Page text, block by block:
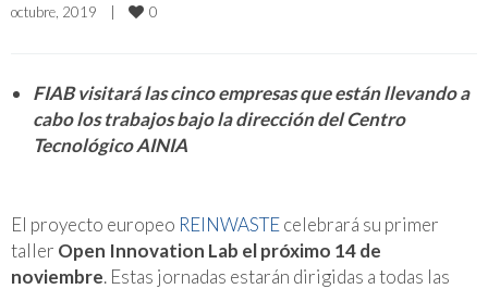
octubre, 2019
| 0
FIAB visitará las cinco empresas que están llevando a
cabo los trabajos bajo la dirección del Centro
Tecnológico AINIA
El proyecto europeo REINWASTEcelebrará su primer
taller Open Innovation Lab el próximo 14 de
noviembre. Estas jornadas estarán dirigidas a todas las